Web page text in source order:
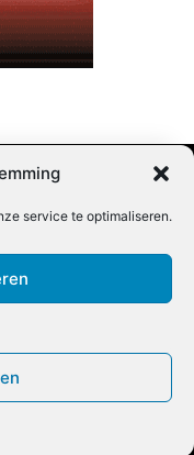
service te optimaliseren.
content